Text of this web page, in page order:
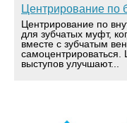
Центрирование по
Центрирование по
для зубчатых муфт,
вместе с зубчатым
выступов улучшают...